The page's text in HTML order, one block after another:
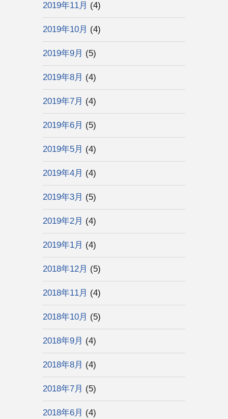
2019年11月 (4)
2019年10月 (4)
2019年9月 (5)
2019年8月 (4)
2019年7月 (4)
2019年6月 (5)
2019年5月 (4)
2019年4月 (4)
2019年3月 (5)
2019年2月 (4)
2019年1月 (4)
2018年12月 (5)
2018年11月 (4)
2018年10月 (5)
2018年9月 (4)
2018年8月 (4)
2018年7月 (5)
2018年6月 (4)